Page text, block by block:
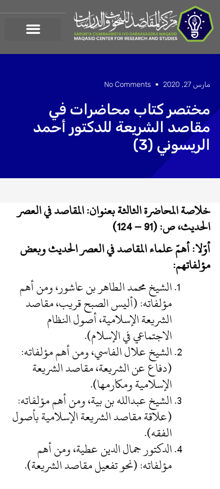
إلى
المحتوى
مارس 27, 2020 No Comments
مختصر كتاب محاضرات في
مقاصد الشريعة للدكتور أحمد
الريسوني (3)
خلاصة المحاضرة الثالثة بعنوان: المقاصد في العصر
الحديث، ص: (91 – 124)
أوّلا: أهمّ علماء المقاصد في العصر الحديث وبعض
مؤلفاتهم:
الشيخ محمد الطاهر بن عاشور، ومن أهم
مؤلفاته: (أليس الصبح قريب، مقاصد
الشريعة الإسلامية، أصول النظام
الاجتماعي في الإسلام).
الشيخ علال الفاسي، ومن أهم مؤلفاته:
(دفاع عن الشريعة، مقاصد الشريعة
الإسلامية ومكارمها).
الشيخ عبدالله بن بية، ومن أهم مؤلفاته:
(علاقة مقاصد الشريعة الإسلامية بأصول
الفقه).
الدكتور جمال الدين عطية، ومن أهم
مؤلفاته: (نحو تفعيل مقاصد الشريعة).